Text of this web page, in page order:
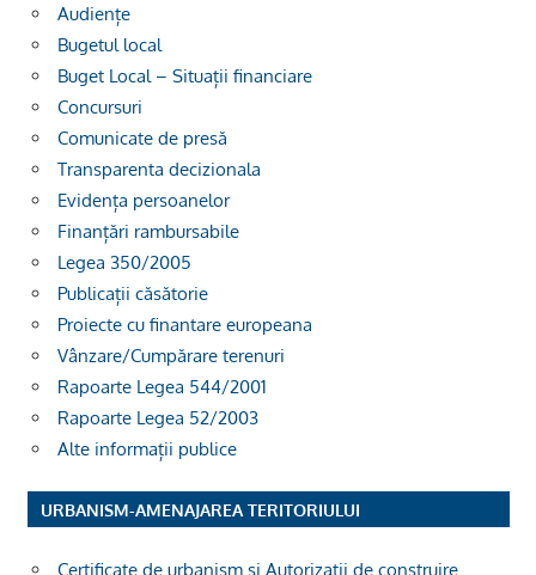
Audiențe
Bugetul local
Buget Local – Situații financiare
Concursuri
Comunicate de presă
Transparenta decizionala
Evidența persoanelor
Finanțări rambursabile
Legea 350/2005
Publicații căsătorie
Proiecte cu finantare europeana
Vânzare/Cumpărare terenuri
Rapoarte Legea 544/2001
Rapoarte Legea 52/2003
Alte informații publice
URBANISM-AMENAJAREA TERITORIULUI
Certificate de urbanism și Autorizații de construire